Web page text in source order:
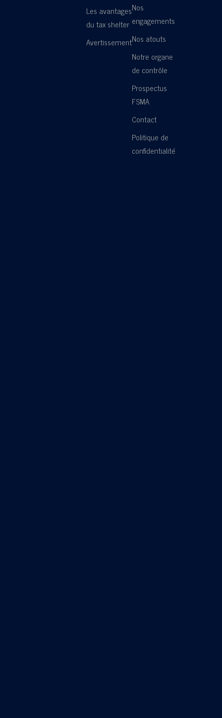
Les avantages
du tax shelter
Avertissement
Nos
engagements
Nos atouts
Notre organe
de contrôle
Prospectus
FSMA
Contact
Politique de
confidentialité